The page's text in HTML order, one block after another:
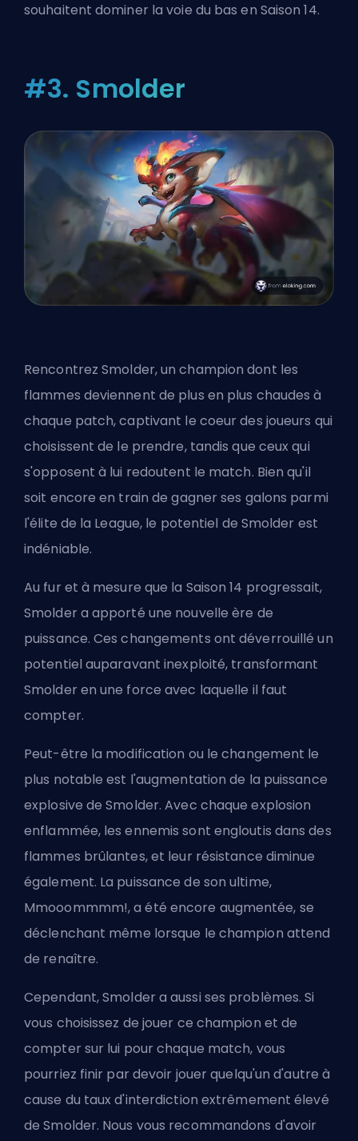
souhaitent dominer la voie du bas en Saison 14.
#3. Smolder
Rencontrez Smolder, un champion dont les
flammes deviennent de plus en plus chaudes à
chaque patch, captivant le coeur des joueurs qui
choisissent de le prendre, tandis que ceux qui
s'opposent à lui redoutent le match. Bien qu'il
soit encore en train de gagner ses galons parmi
l'élite de la League, le potentiel de Smolder est
indéniable.
Au fur et à mesure que la Saison 14 progressait,
Smolder a apporté une nouvelle ère de
puissance. Ces changements ont déverrouillé un
potentiel auparavant inexploité, transformant
Smolder en une force avec laquelle il faut
compter.
Peut-être la modification ou le changement le
plus notable est l'augmentation de la puissance
explosive de Smolder. Avec chaque explosion
enflammée, les ennemis sont engloutis dans des
flammes brûlantes, et leur résistance diminue
également. La puissance de son ultime,
Mmooommmm!, a été encore augmentée, se
déclenchant même lorsque le champion attend
de renaître.
Cependant, Smolder a aussi ses problèmes. Si
vous choisissez de jouer ce champion et de
compter sur lui pour chaque match, vous
pourriez finir par devoir jouer quelqu'un d'autre à
cause du taux d'interdiction extrêmement élevé
de Smolder. Nous vous recommandons d'avoir